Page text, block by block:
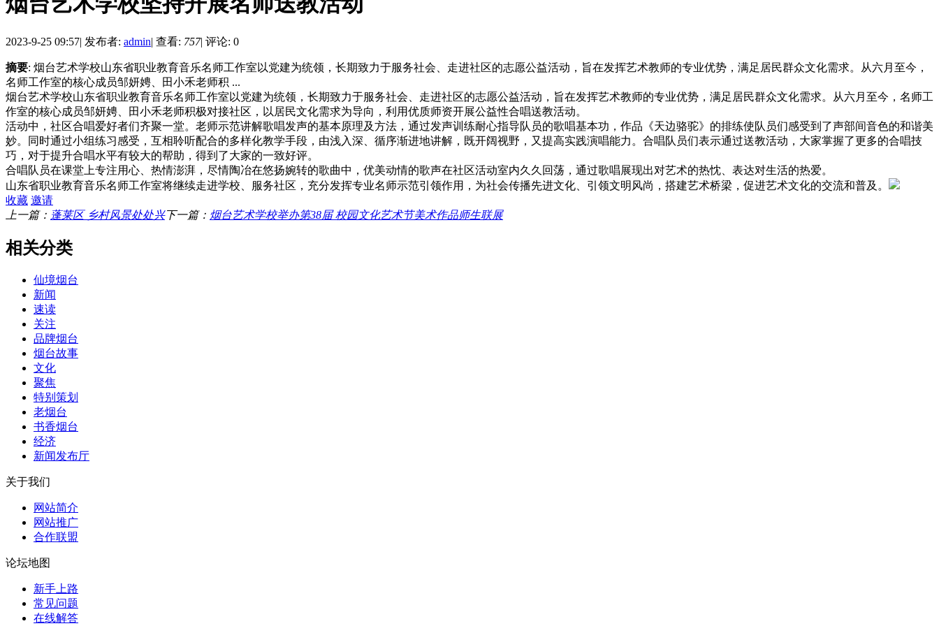
2023-9-25 09:57| 发布者: admin| 查看: 757| 评论: 0
摘要: 烟台艺术学校山东省职业教育音乐名师工作室以党建为统领，长期致力于服务社会、走进社区的志愿公益活动，旨在发挥艺术教师的专业优势，满足居民群众文化需求。从六月至今，
名师工作室的核心成员邹妍娉、田小禾老师积 ...
烟台艺术学校山东省职业教育音乐名师工作室以党建为统领，长期致力于服务社会、走进社区的志愿公益活动，旨在发挥艺术教师的专业优势，满足居民群众文化需求。从六月至今，名师工
作室的核心成员邹妍娉、田小禾老师积极对接社区，以居民文化需求为导向，利用优质师资开展公益性合唱送教活动。
活动中，社区合唱爱好者们齐聚一堂。老师示范讲解歌唱发声的基本原理及方法，通过发声训练耐心指导队员的歌唱基本功，作品《天边骆驼》的排练使队员们感受到了声部间音色的和谐美
妙。同时通过小组练习感受，互相聆听配合的多样化教学手段，由浅入深、循序渐进地讲解，既开阔视野，又提高实践演唱能力。合唱队员们表示通过送教活动，大家掌握了更多的合唱技
巧，对于提升合唱水平有较大的帮助，得到了大家的一致好评。
合唱队员在课堂上专注用心、热情澎湃，尽情陶冶在悠扬婉转的歌曲中，优美动情的歌声在社区活动室内久久回荡，通过歌唱展现出对艺术的热忱、表达对生活的热爱。
山东省职业教育音乐名师工作室将继续走进学校、服务社区，充分发挥专业名师示范引领作用，为社会传播先进文化、引领文明风尚，搭建艺术桥梁，促进艺术文化的交流和普及。
收藏 邀请
上一篇： 蓬莱区 乡村风景处处兴下一篇： 烟台艺术学校举办第38届 校园文化艺术节美术作品师生联展
相关分类
仙境烟台
新闻
速读
关注
品牌烟台
烟台故事
文化
聚焦
特别策划
老烟台
书香烟台
经济
新闻发布厅
关于我们
网站简介
网站推广
合作联盟
论坛地图
新手上路
常见问题
在线解答